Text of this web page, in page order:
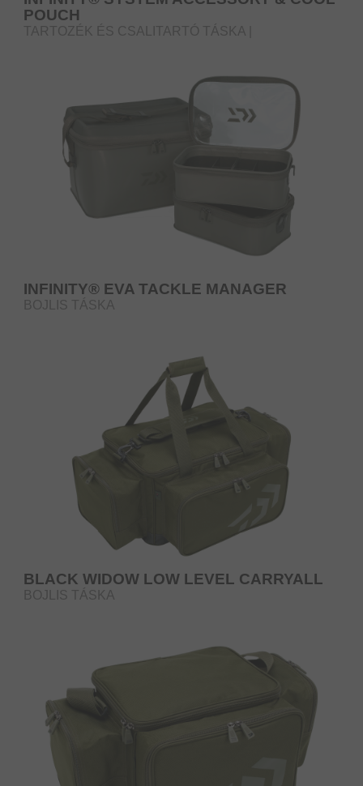
POUCH
TARTOZÉK ÉS CSALITARTÓ TÁSKA |
INFINITY® EVA TACKLE MANAGER
BOJLIS TÁSKA
BLACK WIDOW LOW LEVEL CARRYALL
BOJLIS TÁSKA